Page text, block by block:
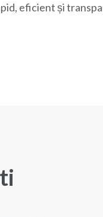
eficient și